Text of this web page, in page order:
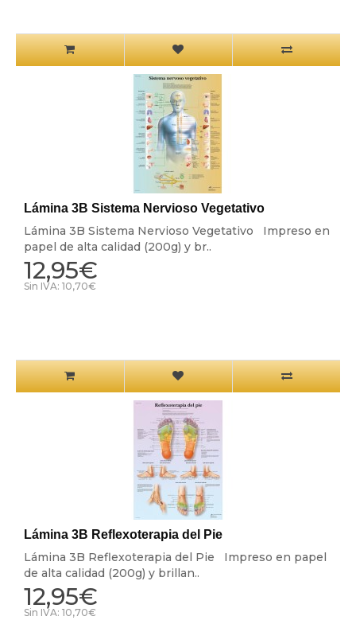
Lámina 3B Sistema Nervioso Vegetativo
Lámina 3B Sistema Nervioso Vegetativo Impreso en
papel de alta calidad (200g) y br..
12,95€
Sin IVA: 10,70€
Lámina 3B Reflexoterapia del Pie
Lámina 3B Reflexoterapia del Pie Impreso en papel
de alta calidad (200g) y brillan..
12,95€
Sin IVA: 10,70€